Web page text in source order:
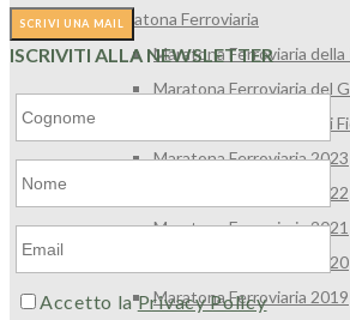
Maratona Ferroviaria
Maratona Ferroviaria della
Maratona Ferroviaria del
Maratona Ferroviaria dei
Maratona Ferroviaria 2023
Maratona Ferroviaria 2022
Maratona Ferroviaria 2021
Maratona Ferroviaria 2020
Maratona Ferroviaria 2019
ISCRIVITI ALLA NEWSLETTER
Accetto laPrivacy Policy